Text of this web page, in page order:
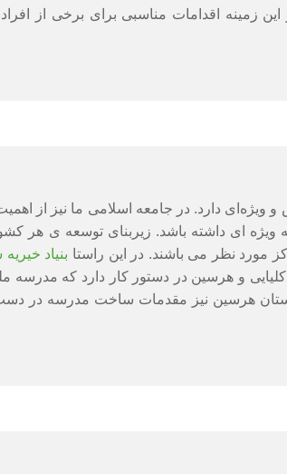
اقدامات مناسبی برای برخی از افراد
ویژه‌ای دارد. در جامعه اسلامی ما نیز از
ای داشته باشد. زیربنای توسعه ی هر
مورد نظر می باشند. در این راستا بنیاد
هرسین نیز مقدمات ساخت مدرسه در دست